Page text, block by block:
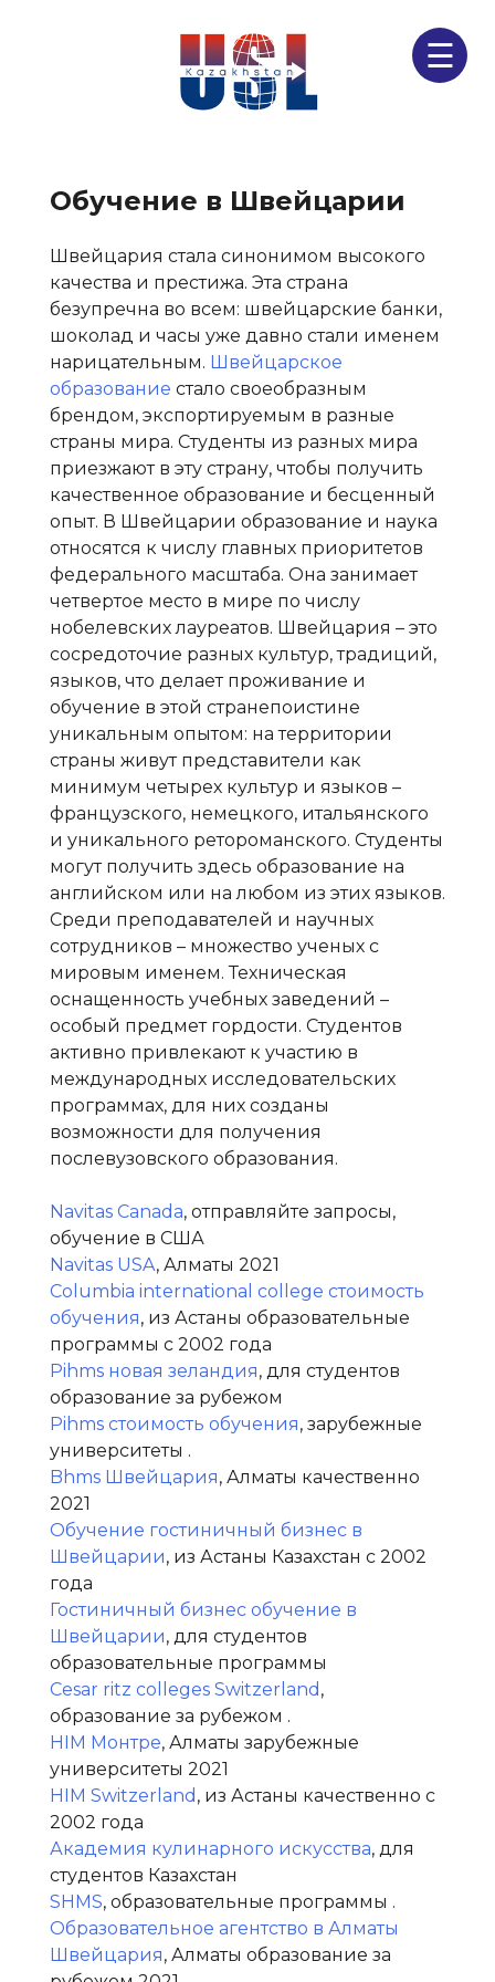
☰
Обучение в Швейцарии
Швейцария стала синонимом высокого
качества и престижа. Эта страна
безупречна во всем: швейцарские банки,
шоколад и часы уже давно стали именем
нарицательным. Швейцарское
образование стало своеобразным
брендом, экспортируемым в разные
страны мира. Студенты из разных мира
приезжают в эту страну, чтобы получить
качественное образование и бесценный
опыт. В Швейцарии образование и наука
относятся к числу главных приоритетов
федерального масштаба. Она занимает
четвертое место в мире по числу
нобелевских лауреатов. Швейцария – это
сосредоточие разных культур, традиций,
языков, что делает проживание и
обучение в этой странепоистине
уникальным опытом: на территории
страны живут представители как
минимум четырех культур и языков –
французского, немецкого, итальянского
и уникального ретороманского. Студенты
могут получить здесь образование на
английском или на любом из этих языков.
Среди преподавателей и научных
сотрудников – множество ученых с
мировым именем. Техническая
оснащенность учебных заведений –
особый предмет гордости. Студентов
активно привлекают к участию в
международных исследовательских
программах, для них созданы
возможности для получения
послевузовского образования.
Navitas Canada, отправляйте запросы,
обучение в США
Navitas USA, Алматы 2021
Columbia international college стоимость
обучения, из Астаны образовательные
программы с 2002 года
Pihms новая зеландия, для студентов
образование за рубежом
Pihms стоимость обучения, зарубежные
университеты .
Bhms Швейцария, Алматы качественно
2021
Обучение гостиничный бизнес в
Швейцарии, из Астаны Казахстан с 2002
года
Гостиничный бизнес обучение в
Швейцарии, для студентов
образовательные программы
Cesar ritz colleges Switzerland ,
образование за рубежом .
HIM Монтре, Алматы зарубежные
университеты 2021
HIM Switzerland , из Астаны качественно с
2002 года
Академия кулинарного искусства, для
студентов Казахстан
SHMS, образовательные программы .
Образовательное агентство в Алматы
Швейцария, Алматы образование за